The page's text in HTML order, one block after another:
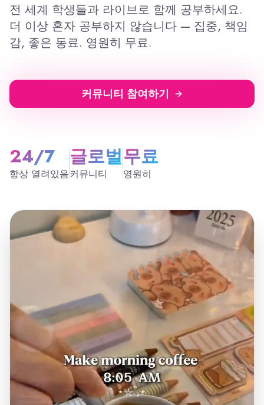
전 세계 학생들과 라이브로 함께 공부하세요.
더 이상 혼자 공부하지 않습니다 — 집중, 책임
감, 좋은 동료. 영원히 무료.
커뮤니티 참여하기
24/7
항상 열려있음
글로벌
커뮤니티
무료
영원히